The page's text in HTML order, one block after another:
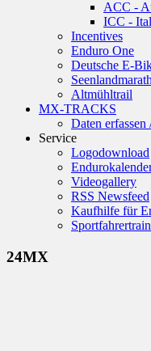
ACC -
ICC -
Incentives
Enduro One
Deutsche E-
Altmühltrail
MX-TRACKS
Daten erfassen
Service
Logodownload
Videogallery
RSS Newsfeed
Kaufhilfe für
24MX